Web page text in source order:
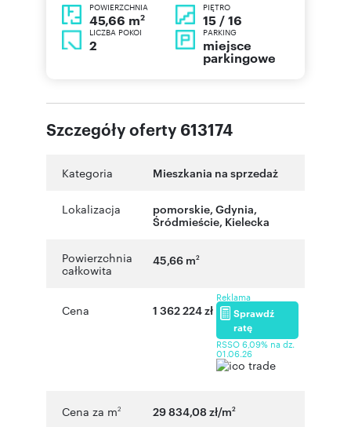
POWIERZCHNIA
45,66 m2
PIĘTRO
15 / 16
LICZBA POKOI
2
PARKING
miejsce
parkingowe
Szczegóły oferty 613174
Kategoria Mieszkania na sprzedaż
Lokalizacja pomorskie, Gdynia,
Śródmieście, Kielecka
Powierzchnia
całkowita
45,66 m2
Cena 1 362 224 zł
Reklama
Sprawdź
ratę
RSSO 6,09% na dz.
01.06.26
Cena za m2 29 834,08 zł/m2